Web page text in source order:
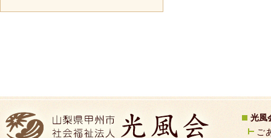
光風
ご